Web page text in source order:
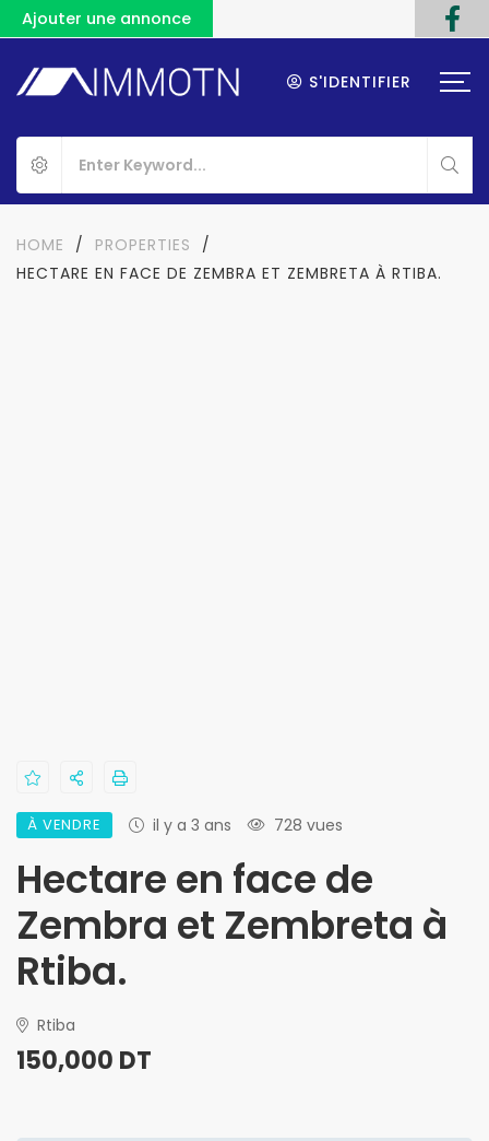
Ajouter une annonce
S'IDENTIFIER
HOME / PROPERTIES
/
HECTARE EN FACE DE ZEMBRA ET ZEMBRETA À RTIBA.
À VENDRE il y a 3 ans 728 vues
Hectare en face de
Zembra et Zembreta à
Rtiba.
Rtiba
150,000 DT